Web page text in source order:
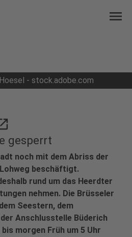
menu
- stock.adobe.com
gesperrt
noch mit dem Abriss der
beschäftigt.
rund um das Heerdter
nehmen. Die Brüsseler
Seestern, dem
Anschlusstelle Büderich
morgen Früh um 5 Uhr